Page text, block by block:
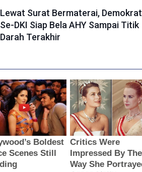
Lewat Surat Bermaterai, Demokrat
Se-DKI Siap Bela AHY Sampai Titik
Darah Terakhir